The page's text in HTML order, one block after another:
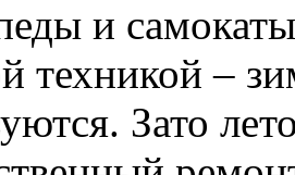
и
техникой –
Зато